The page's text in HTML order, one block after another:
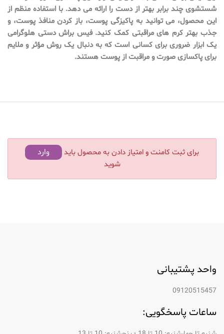
یک ابزار ضروری برای کسانی است که به دنبال یک روش مؤثر و ملایم
برای پاکسازی صورت و مراقبت از پوست هستند.
ساعات پاسخگویی:
شنبه تا چهارشنبه: 10 تا 18 ؛ پنجشنبه: 10 تا 13
ایمیل: